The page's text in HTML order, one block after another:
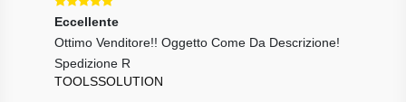
Eccellente
Ottimo Venditore!! Oggetto Come Da Descrizione!
Spedizione R
TOOLSSOLUTION